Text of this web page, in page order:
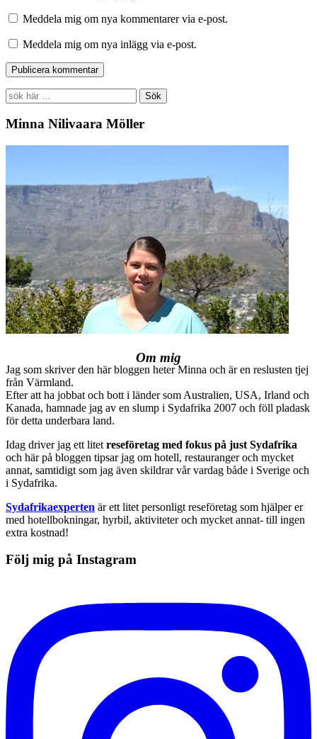
Meddela mig om nya kommentarer via e-post.
Meddela mig om nya inlägg via e-post.
Search
for:
Minna Nilivaara Möller
Om mig
Jag som skriver den här bloggen heter Minna och är en reslusten tjej
från Värmland.
Efter att ha jobbat och bott i länder som Australien, USA, Irland och
Kanada, hamnade jag av en slump i Sydafrika 2007 och föll pladask
för detta underbara land.
Idag driver jag ett litet reseföretag med fokus på just Sydafrika
och här på bloggen tipsar jag om hotell, restauranger och mycket
annat, samtidigt som jag även skildrar vår vardag både i Sverige och
i Sydafrika.
Sydafrikaexperten är ett litet personligt reseföretag som hjälper er
med hotellbokningar, hyrbil, aktiviteter och mycket annat- till ingen
extra kostnad!
Följ mig på Instagram